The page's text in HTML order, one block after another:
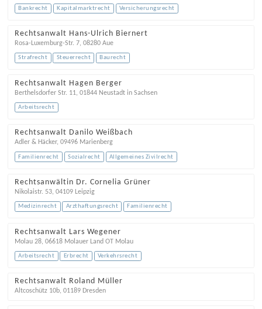
Bankrecht Kapitalmarktrecht Versicherungsrecht
Rechtsanwalt Hans-Ulrich Biernert
Rosa-Luxemburg-Str. 7, 08280 Aue
Strafrecht Steuerrecht Baurecht
Rechtsanwalt Hagen Berger
Berthelsdorfer Str. 11, 01844 Neustadt in Sachsen
Arbeitsrecht
Rechtsanwalt Danilo Weißbach
Adler & Häcker, 09496 Marienberg
Familienrecht Sozialrecht Allgemeines Zivilrecht
Rechtsanwältin Dr. Cornelia Grüner
Nikolaistr. 53, 04109 Leipzig
Medizinrecht Arzthaftungsrecht Familienrecht
Rechtsanwalt Lars Wegener
Molau 28, 06618 Molauer Land OT Molau
Arbeitsrecht Erbrecht Verkehrsrecht
Rechtsanwalt Roland Müller
Altcoschütz 10b, 01189 Dresden